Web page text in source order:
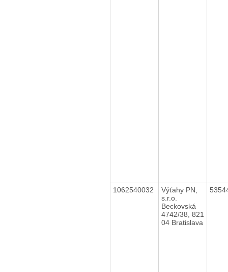
1062540032
Výťahy PN,
s.r.o.
Beckovská
4742/38, 821
04 Bratislava